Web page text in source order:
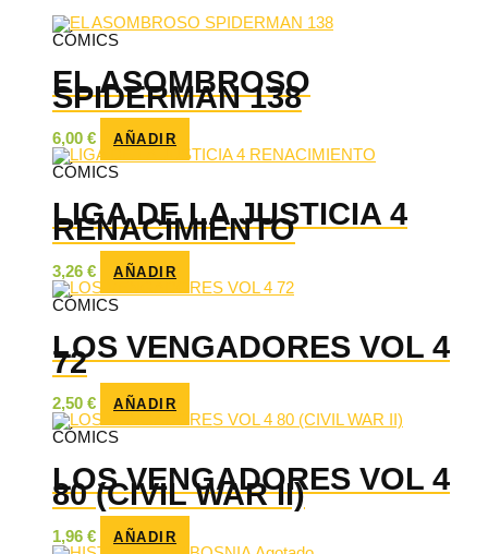
CÓMICS
EL ASOMBROSO
SPIDERMAN 138
6,00 € AÑADIR
CÓMICS
LIGA DE LA JUSTICIA 4
RENACIMIENTO
3,26 € AÑADIR
CÓMICS
LOS VENGADORES VOL 4
72
2,50 € AÑADIR
CÓMICS
LOS VENGADORES VOL 4
80 (CIVIL WAR II)
1,96 € AÑADIR